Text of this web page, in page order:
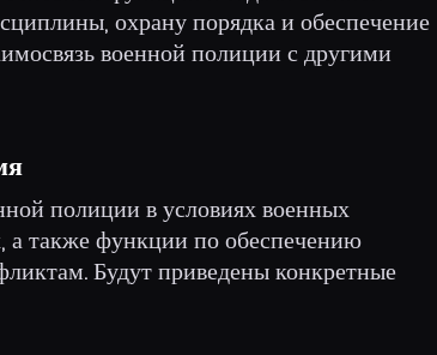
охрану порядка и обеспечение
военной полиции с другими
полиции в условиях военных
а также функции по обеспечению
Будут приведены конкретные